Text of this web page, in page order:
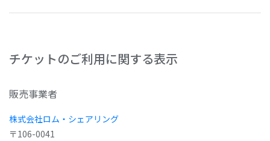
チケットのご利用に関する表示
販売事業者
株式会社ロム・シェアリング
〒106-0041